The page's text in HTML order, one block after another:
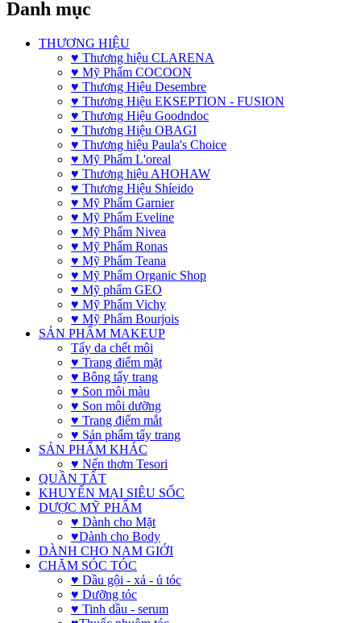
Danh mục
THƯƠNG HIỆU
♥ Thương hiệu CLARENA
♥ Mỹ Phẩm COCOON
♥ Thương Hiệu Desembre
♥ Thương Hiệu EKSEPTION - FUSION
♥ Thương Hiệu Goodndoc
♥ Thương Hiệu OBAGI
♥ Thương hiệu Paula's Choice
♥ Mỹ Phẩm L'oreal
♥ Thương hiệu AHOHAW
♥ Thương Hiệu Shíeido
♥ Mỹ Phẩm Garnier
♥ Mỹ Phẩm Eveline
♥ Mỹ Phẩm Nivea
♥ Mỹ Phẩm Ronas
♥ Mỹ Phẩm Teana
♥ Mỹ Phẩm Organic Shop
♥ Mỹ phẩm GEO
♥ Mỹ Phẩm Vichy
♥ Mỹ Phẩm Bourjois
SẢN PHẨM MAKEUP
Tẩy da chết môi
♥ Trang điểm mặt
♥ Bông tẩy trang
♥ Son môi màu
♥ Son môi dưỡng
♥ Trang điểm mắt
♥ Sản phẩm tẩy trang
SẢN PHẨM KHÁC
♥ Nến thơm Tesori
QUẦN TẤT
KHUYẾN MẠI SIÊU SỐC
DƯỢC MỸ PHẨM
♥ Dành cho Mặt
♥Dành cho Body
DÀNH CHO NAM GIỚI
CHĂM SÓC TÓC
♥ Dầu gội - xả - ủ tóc
♥ Dưỡng tóc
♥ Tinh dầu - serum